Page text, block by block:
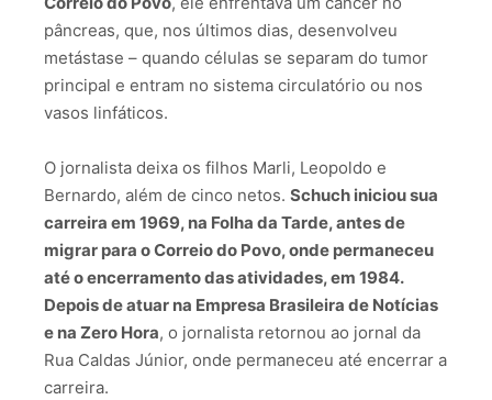
pâncreas, que, nos últimos dias, desenvolveu
metástase – quando células se separam do tumor
principal e entram no sistema circulatório ou nos
vasos linfáticos.
O jornalista deixa os filhos Marli, Leopoldo e
Bernardo, além de cinco netos. Schuch iniciou sua
carreira em 1969, na Folha da Tarde, antes de
migrar para o Correio do Povo, onde permaneceu
até o encerramento das atividades, em 1984.
Depois de atuar na Empresa Brasileira de Notícias
e na Zero Hora, o jornalista retornou ao jornal da
Rua Caldas Júnior, onde permaneceu até encerrar a
carreira.